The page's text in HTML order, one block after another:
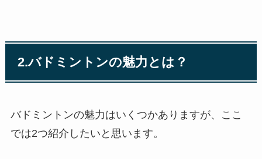
2.バドミントンの魅力とは？
バドミントンの魅力はいくつかありますが、ここ
では2つ紹介したいと思います。